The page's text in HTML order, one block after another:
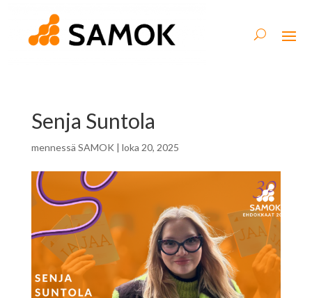
Senja Suntola
mennessä SAMOK | loka 20, 2025